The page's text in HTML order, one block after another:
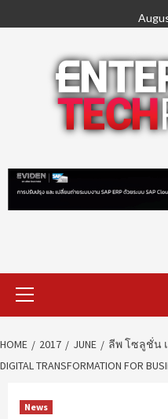
to
Primary
Menu
HOME 2017 JUNE
ลีพ โซลูชั่น
DIGITAL TRANSFORMATION FOR
News